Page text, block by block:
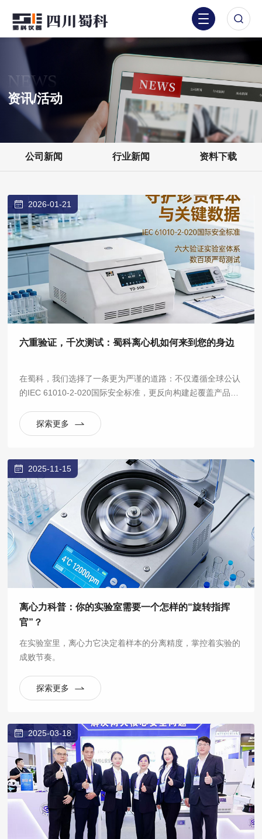
NEWS
资讯/活动
公司新闻 行业新闻 资料下载
2026-01-21
六重验证，千次测试：蜀科离心机如何来到您的身边
在蜀科，我们选择了一条更为严谨的道路：不仅遵循全球公认
的IEC 61010-2-020国际安全标准，更反向构建起覆盖产品全
拆解为数百项可量化、可重复的严苛测试。
探索更多
2025-11-15
离心力科普：你的实验室需要一个怎样的“旋转指挥
官”？
在实验室里，离心力它决定着样本的分离精度，掌控着实验的
成败节奏。
探索更多
2025-03-18